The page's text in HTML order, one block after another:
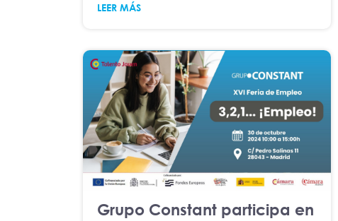
LEER MÁS
Grupo Constant participa en